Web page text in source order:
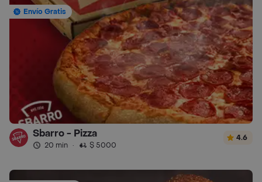
Envío Gratis
Sbarro - Pizza
20 min · $ 5000
4.6